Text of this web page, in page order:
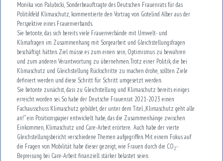
Monika von Palubicki, Sonderbeauftragte des Deutschen Frauenrats für das
Politikfeld Klimaschutz, kommentierte den Vortrag von Gotelind Alber aus der
Perspektive eines Frauenverbands.
Sie betonte, das sich bereits viele Frauenverbände mit Umwelt- und
Klimafragen im Zusammenhang mit Sorgearbeit und Gleichstellungsfragen
beschäftigt hätten. Ziel müsse es zum einen sein, Optimismus zu bewahren
und zum anderen Verantwortung zu übernehmen. Trotz einer Politik, die bei
Klimaschutz und Gleichstellung Rückschritte zu machen drohe, sollten Ziele
definiert werden und diese Schritt für Schritt umgesetzt werden.
Sie betonte zunächst, dass zu Gleichstellung und Klimaschutz bereits einiges
erreicht worden sei. So habe der Deutsche Frauenrat 2021-2023 einen
Fachausschuss Klimaschutz gebildet, der unter dem Titel „Klimaschutz geht alle
an!“ ein Positionspapier entwickelt habe, das die Zusammenhänge zwischen
Einkommen, Klimaschutz und Care-Arbeit erörtere. Auch habe der vierte
Gleichstellungsbericht verschiedene Themen aufgegriffen. Mit einem Fokus auf
die Fragen von Mobilität habe dieser gezeigt, wie Frauen durch die CO2-
Bepreisung bei Care-Arbeit finanziell stärker belastet seien.